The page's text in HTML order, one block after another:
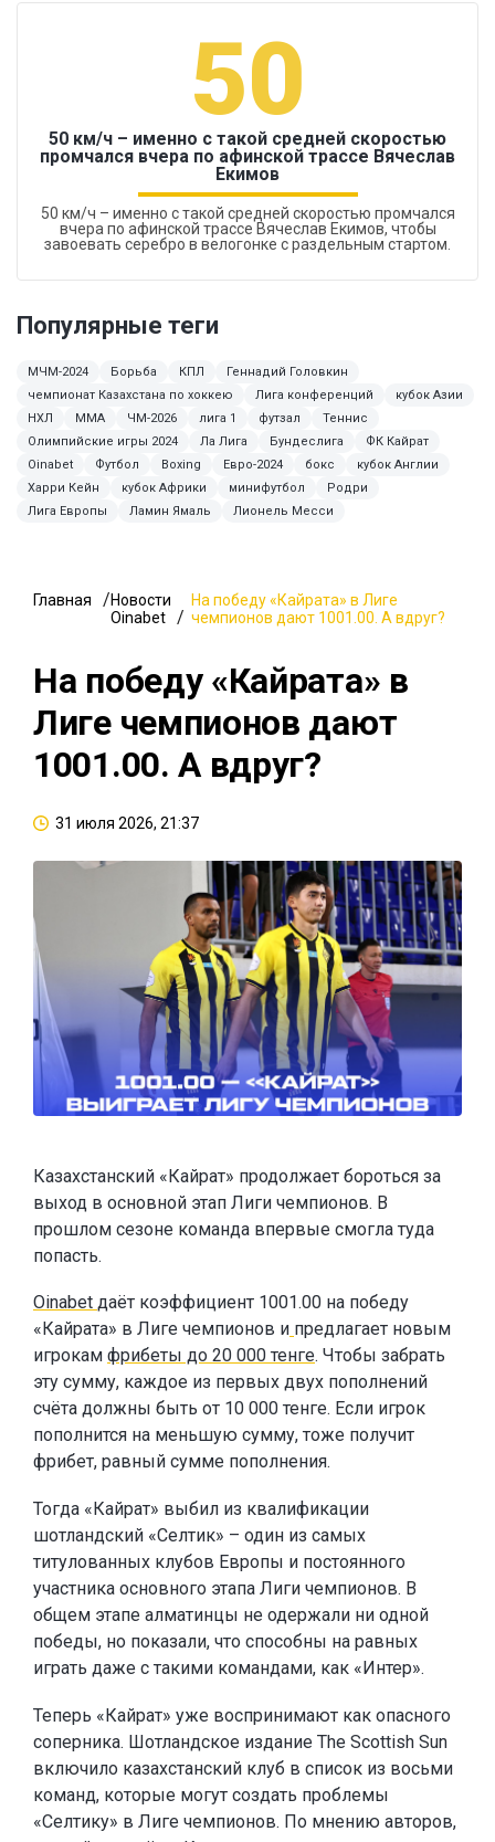
50
50 км/ч – именно с такой средней скоростью
промчался вчера по афинской трассе Вячеслав
Екимов
50 км/ч – именно с такой средней скоростью промчался
вчера по афинской трассе Вячеслав Екимов, чтобы
завоевать серебро в велогонке с раздельным стартом.
Популярные теги
МЧМ-2024 Борьба КПЛ
Геннадий Головкин
чемпионат Казахстана по хоккею
Лига конференций
кубок Азии
НХЛ
MMA ЧМ-2026 лига 1 футзал
Теннис
Олимпийские игры 2024
Ла Лига Бундеслига
ФК Кайрат
Oinabet
Футбол Boxing Евро-2024 бокс
кубок Англии
Харри Кейн
кубок Африки минифутбол
Родри
Лига Европы
Ламин Ямаль Лионель Месси
Главная
Новости
Oinabet
На победу «Кайрата» в Лиге
чемпионов дают 1001.00. А вдруг?
На победу «Кайрата» в
Лиге чемпионов дают
1001.00. А вдруг?
31 июля 2026, 21:37
Казахстанский «Кайрат» продолжает бороться за
выход в основной этап Лиги чемпионов. В
прошлом сезоне команда впервые смогла туда
попасть.
Oinabet даёт коэффициент 1001.00 на победу
«Кайрата» в Лиге чемпионов и предлагает новым
игрокам фрибеты до 20 000 тенге. Чтобы забрать
эту сумму, каждое из первых двух пополнений
счёта должны быть от 10 000 тенге. Если игрок
пополнится на меньшую сумму, тоже получит
фрибет, равный сумме пополнения.
Тогда «Кайрат» выбил из квалификации
шотландский «Селтик» – один из самых
титулованных клубов Европы и постоянного
участника основного этапа Лиги чемпионов. В
общем этапе алматинцы не одержали ни одной
победы, но показали, что способны на равных
играть даже с такими командами, как «Интер».
Теперь «Кайрат» уже воспринимают как опасного
соперника. Шотландское издание The Scottish Sun
включило казахстанский клуб в список из восьми
команд, которые могут создать проблемы
«Селтику» в Лиге чемпионов. По мнению авторов,